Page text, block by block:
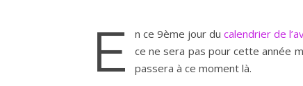
E n ce 9ème jour du calendrier de
ce ne sera pas pour cette année
passera à ce moment là.